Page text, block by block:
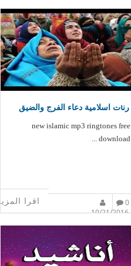
رنات اسلامية دعاء الفرج والضيق
new islamic mp3 ringtones free
download ...
اقرا المزيد
0
10/21/2016